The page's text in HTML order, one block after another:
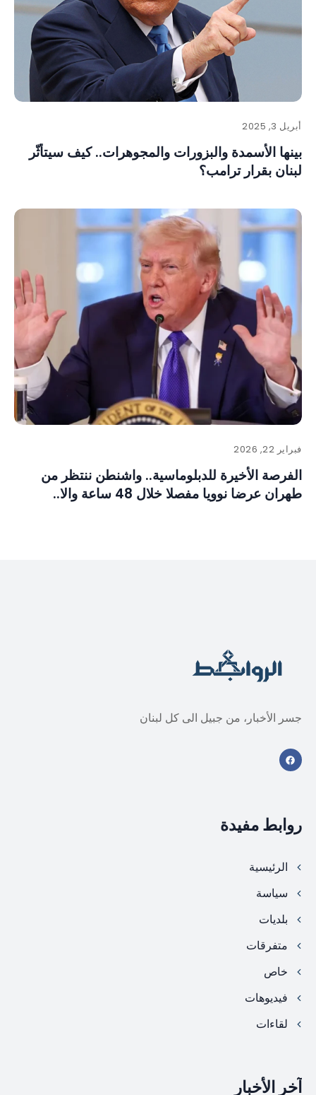
أبريل 3, 2025
بينها الأسمدة والبزورات والمجوهرات.. كيف سيتأثّر
لبنان بقرار ترامب؟
فبراير 22, 2026
الفرصة الأخيرة للدبلوماسية.. واشنطن ننتظر من
طهران عرضا نوويا مفصلا خلال 48 ساعة والا..
جسر الأخبار، من جبيل الى كل لبنان
روابط مفيدة
الرئيسية
سياسة
بلديات
متفرقات
خاص
فيديوهات
لقاءات
آخر الأخبار